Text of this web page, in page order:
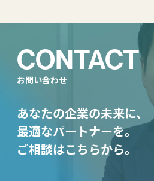
CONTACT
お問い合わせ
あなたの企業の未来に、
最適なパートナーを。
ご相談はこちらから。